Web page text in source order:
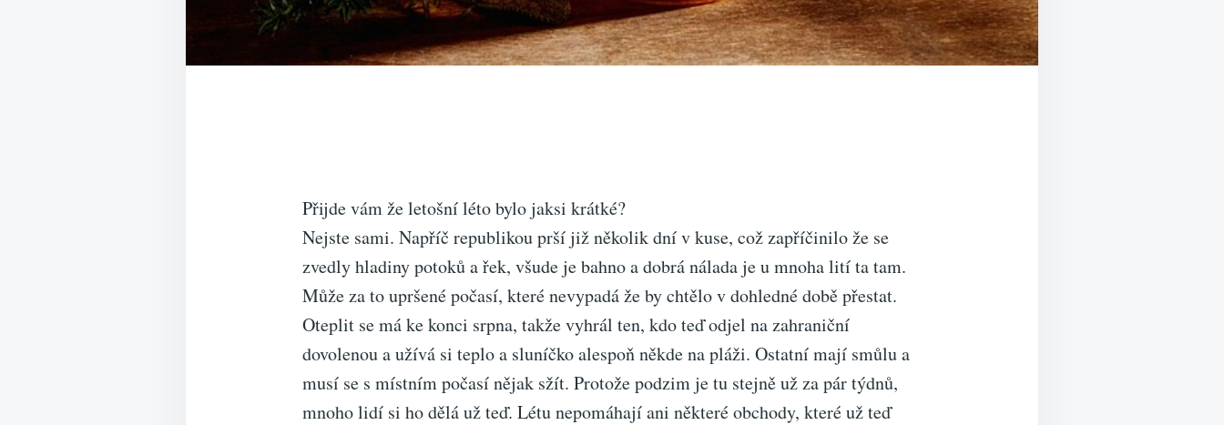
Přijde vám že letošní léto bylo jaksi krátké?
Nejste sami. Napříč republikou prší již několik dní v kuse, což zapříčinilo že se
zvedly hladiny potoků a řek, všude je bahno a dobrá nálada je u mnoha lití ta tam.
Může za to upršené počasí, které nevypadá že by chtělo v dohledné době přestat.
Oteplit se má ke konci srpna, takže vyhrál ten, kdo teď odjel na zahraniční
dovolenou a užívá si teplo a sluníčko alespoň někde na pláži. Ostatní mají smůlu a
musí se s místním počasí nějak sžít. Protože podzim je tu stejně už za pár týdnů,
mnoho lidí si ho dělá už teď. Létu nepomáhají ani některé obchody, které už teď